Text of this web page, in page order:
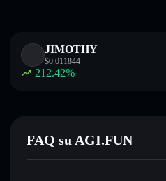
JIMOTHY
$0.011844
212.42%
FAQ su AGI.FUN